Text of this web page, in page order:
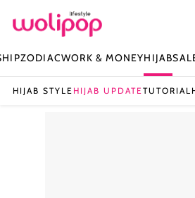
ZODIACWORK & MONEYHIJAB
HIJAB STYLE HIJAB UPDATETUTORIAL